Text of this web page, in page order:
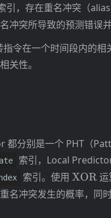
引，存在重名冲突（
突所导致的预测错误
令在一个时间段内的相
关性。
分别是一个 PHT（
索引，Local
索引。使用XOR运
名冲突发生的概率，同